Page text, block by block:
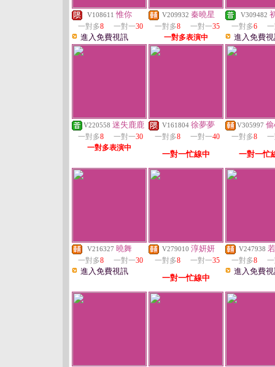
V108611 惟你
一對多8 一對一30
進入免費視訊
V209932 秦曉星
一對多8 一對一35
一對多表演中
V309482
一對多6
進入免費
V220558 迷失鹿鹿
一對多8 一對一30
一對多表演中
V161804 徐夢夢
一對多8 一對一40
一對一忙線中
V305997
一對多8
一對一忙
V216327 曉舞
一對多8 一對一30
進入免費視訊
V279010 淳妍妍
一對多8 一對一35
一對一忙線中
V247938
一對多8
進入免費